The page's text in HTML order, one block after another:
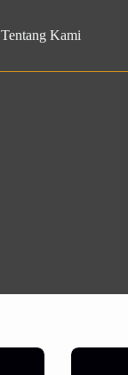
Tentang Kami